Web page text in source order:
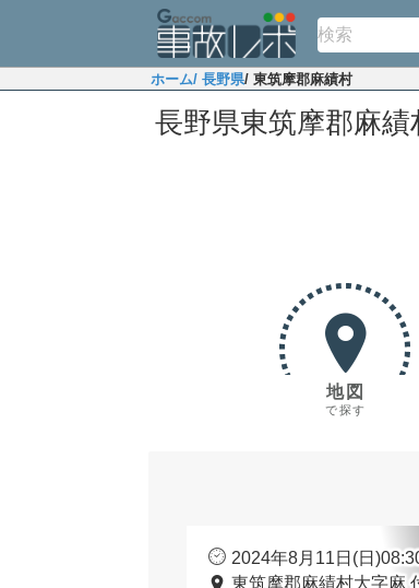
ホーム/ 長野県/ 東筑摩郡麻績村
長野県東筑摩郡麻
地図
で探す
2024年8月11日(日
東筑摩郡麻績村大字麻